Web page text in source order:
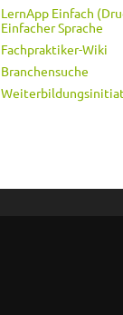
LernApp Einfach
Einfacher Sprache
Fachpraktiker-Wiki
Branchensuche